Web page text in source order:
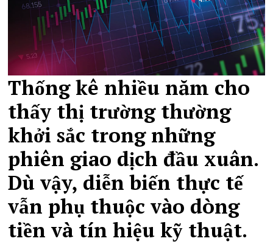
Thống kê nhiều năm cho
thấy thị trường thường
khởi sắc trong những
phiên giao dịch đầu xuân.
Dù vậy, diễn biến thực tế
vẫn phụ thuộc vào dòng
tiền và tín hiệu kỹ thuật.